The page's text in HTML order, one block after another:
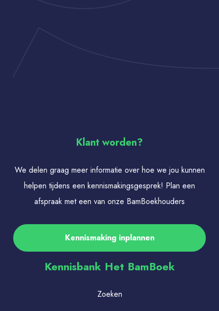
Klant worden?
We delen graag meer informatie over hoe we jou kunnen
helpen tijdens een kennismakingsgesprek! Plan een
afspraak met een van onze BamBoekhouders
Kennismaking inplannen
Kennisbank Het BamBoek
Zoeken